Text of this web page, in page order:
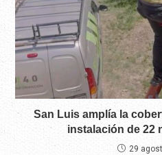
San Luis amplía la
instalación de 22
29